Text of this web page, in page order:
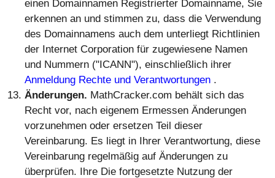
einen Domainnamen Registrierter Domainname, Sie
erkennen an und stimmen zu, dass die Verwendung
des Domainnamens auch dem unterliegt Richtlinien
der Internet Corporation für zugewiesene Namen
und Nummern ("ICANN"), einschließlich ihrer
Anmeldung Rechte und Verantwortungen .
Änderungen. MathCracker.com behält sich das
Recht vor, nach eigenem Ermessen Änderungen
vorzunehmen oder ersetzen Teil dieser
Vereinbarung. Es liegt in Ihrer Verantwortung, diese
Vereinbarung regelmäßig auf Änderungen zu
überprüfen. Ihre Die fortgesetzte Nutzung der